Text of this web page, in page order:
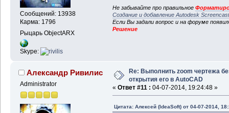
Сообщений: 13938
Карма: 1796
Рыцарь ObjectARX
Skype:
Не забывайте про правильное
Создание и добавление Autodesk
Если Вы задали вопрос и на форуме
Решение
Александр Ривилис
Administrator
Re: Выполнить zoom чертежа
открытия его в AutoCAD
« Ответ #11 : 04-07-2014, 19:24:48 »
Цитата: Алексей (IdeaSoft) от 04-07-2014,